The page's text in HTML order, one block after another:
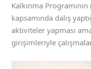
Kalkınma
kapsamında dalış
aktiviteler yapması
girişimleriyle